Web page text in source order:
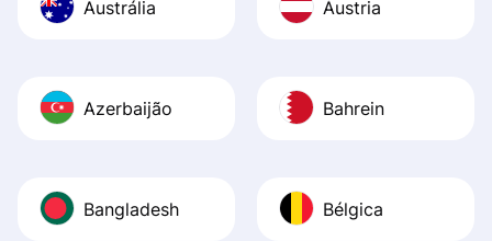
Austrália Áustria
Azerbaijão Bahrein
Bangladesh Bélgica